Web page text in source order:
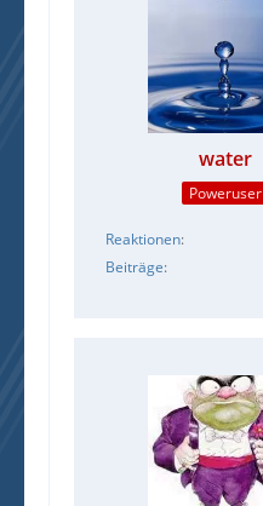
water
Poweruser
Reaktionen
Beiträge